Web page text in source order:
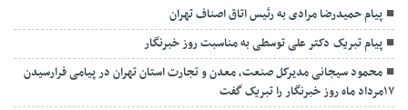
پیام حمیدرضا مرادی به رئیس اتاق اصناف تهران
پیام تبریک دکتر علی توسطی به مناسبت روز خبرنگار
محمود سیجانی مدیرکل صنعت، معدن و تجارت استان تهران در پیامی فرارسیدن
۱۷مرداد ماه روز خبرنگار را تبریک گفت